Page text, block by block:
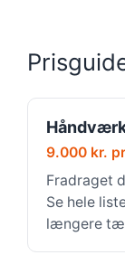
9.000 kr.
Fradraget
Se hele
længere